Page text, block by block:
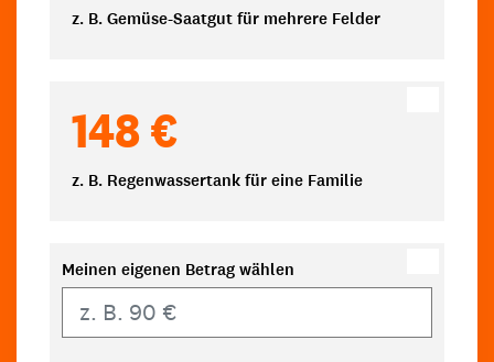
z. B. Gemüse-Saatgut für mehrere Felder
148 €
z. B. Regenwassertank für eine Familie
Meinen eigenen Betrag wählen